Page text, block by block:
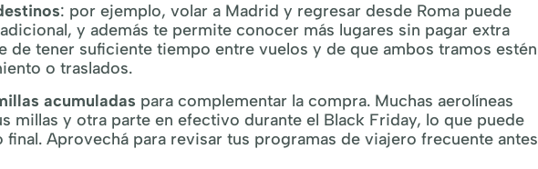
: por ejemplo, volar a Madrid y regresar desde Roma puede
y además te permite conocer más lugares sin pagar extra
de tener suficiente tiempo entre vuelos y de que ambos tramos estén
o traslados.
acumuladas para complementar la compra. Muchas aerolíneas
millas y otra parte en efectivo durante el Black Friday, lo que puede
Aprovechá para revisar tus programas de viajero frecuente antes